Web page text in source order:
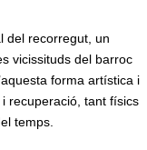
del recorregut, un
vicissituds del barroc
forma artística i
recuperació, tant físics
temps.